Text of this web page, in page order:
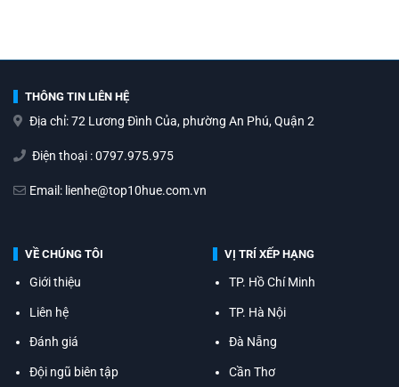
THÔNG TIN LIÊN HỆ
Địa chỉ: 72 Lương Đình Của, phường An Phú, Quận 2
Điện thoại : 0797.975.975
Email: lienhe@top10hue.com.vn
VỀ CHÚNG TÔI
Giới thiệu
Liên hệ
Đánh giá
Đội ngũ biên tập
VỊ TRÍ XẾP HẠNG
TP. Hồ Chí Minh
TP. Hà Nội
Đà Nẵng
Cần Thơ